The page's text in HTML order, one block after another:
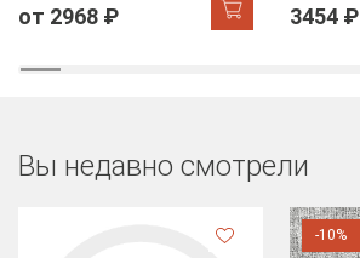
от 2968 ₽ 3454 ₽
Вы недавно смотрели
-10%